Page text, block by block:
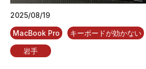
2025/08/19
MacBook Pro キーボードが効かない
岩手